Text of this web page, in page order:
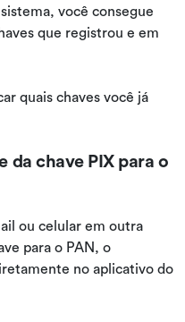
você consegue
que registrou e em
quais chaves você já
chave PIX para o
ou celular em outra
para o PAN, o
no aplicativo do